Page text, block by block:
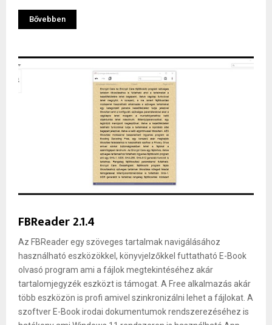
Bővebben
FBReader 2.1.4
Az FBReader egy szöveges tartalmak navigálásához
használható eszközökkel, könyvjelzőkkel futtatható E-Book
olvasó program ami a fájlok megtekintéséhez akár
tartalomjegyzék eszközt is támogat. A Free alkalmazás akár
több eszközön is profi amivel szinkronizálni lehet a fájlokat. A
szoftver E-Book irodai dokumentumok rendszerezéséhez is